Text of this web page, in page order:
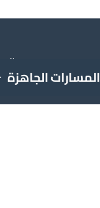
المسارات الجاهزة
lines.com